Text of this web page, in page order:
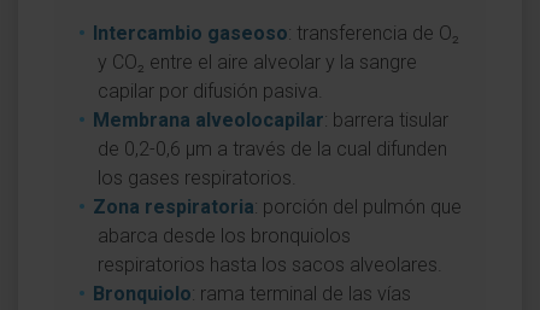
Intercambio gaseoso: transferencia de O₂
y CO₂ entre el aire alveolar y la sangre
capilar por difusión pasiva.
Membrana alveolocapilar: barrera tisular
de 0,2-0,6 µm a través de la cual difunden
los gases respiratorios.
Zona respiratoria: porción del pulmón que
abarca desde los bronquiolos
respiratorios hasta los sacos alveolares.
Bronquiolo: rama terminal de las vías